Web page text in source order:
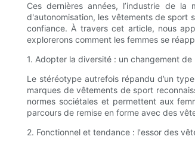
Ces dernières années, l’industrie de
d'autonomisation, les vêtements de sport
confiance. À travers cet article, nous
explorerons comment les femmes se
1. Adopter la diversité : un changement
Le stéréotype autrefois répandu d’un
marques de vêtements de sport
normes sociétales et permettent aux
parcours de remise en forme avec des
2. Fonctionnel et tendance : l'essor des